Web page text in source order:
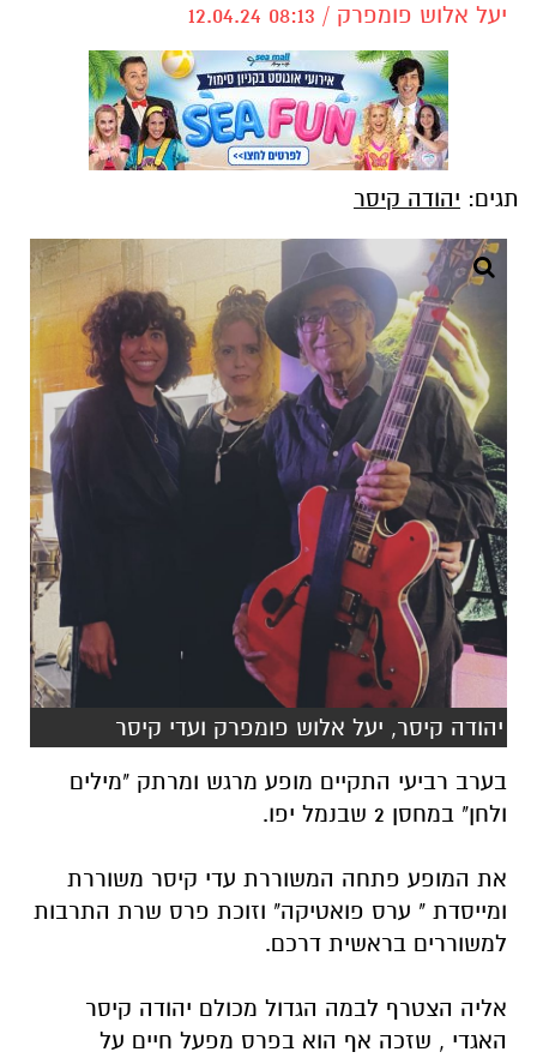
יעל אלוש פומפרק / 08:13 12.04.24
תגים: יהודה קיסר
יהודה קיסר, יעל אלוש פומפרק ועדי קיסר
בערב רביעי התקיים מופע מרגש ומרתק "מילים
ולחן" במחסן 2 שבנמל יפו.
את המופע פתחה המשוררת עדי קיסר משוררת
ומייסדת " ערס פואטיקה" וזוכת פרס שרת התרבות
למשוררים בראשית דרכם.
אליה הצטרף לבמה הגדול מכולם יהודה קיסר
האגדי , שזכה אף הוא בפרס מפעל חיים על